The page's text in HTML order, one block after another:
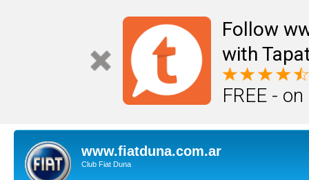
Follow
with
FREE -
www.fiatduna.com.ar
Club Fiat Duna